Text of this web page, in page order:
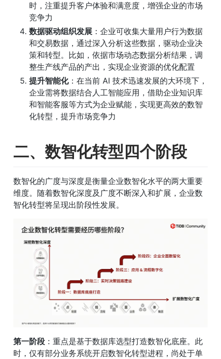
时，注重提升客户体验和满意度，增强企业的市场
竞争力
数据驱动组织发展 ：企业可收集大量用户行为数据
和交易数据，通过深入分析这些数据，驱动企业决
策和转型。比如，依据市场动态数据分析结果，调
整生产线产品的产出，实现企业资源的优化配置
提升智能化：在当前 AI 技术迅速发展的大环境下，
企业需将数据结合人工智能应用，借助企业知识库
和智能客服等方式为企业赋能，实现更高效的数智
化转型，提升市场竞争力
二、数智化转型四个阶段
数智化的广度与深度是衡量企业数智化水平的两大重要
维度。随着数智化深度及广度不断深入和扩展，企业数
智化转型将呈现出阶段性发展。
第一阶段 ：重点是基于数据库选型打造数智化底座。此
时，仅有部分业务系统开启数智化转型进程，尚处于单